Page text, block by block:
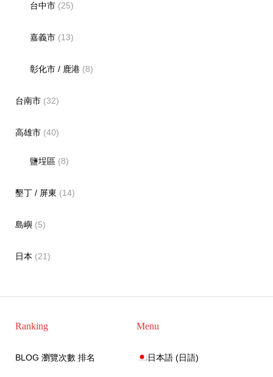
台中市 (25)
嘉義市 (13)
彰化市 / 鹿港 (8)
台南市(32)
高雄市(40)
鹽埕區 (8)
墾丁 / 屏東 (14)
島嶼(5)
日本 (21)
Ranking
BLOG 瀏覽次數 排名
Menu
日本語 (日語)